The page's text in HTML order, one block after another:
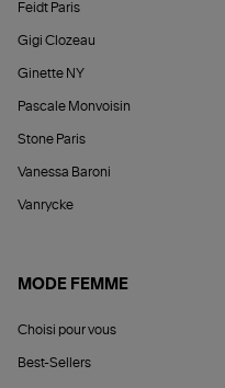
Feidt Paris
Gigi Clozeau
Ginette NY
Pascale Monvoisin
Stone Paris
Vanessa Baroni
Vanrycke
MODE FEMME
Choisi pour vous
Best-Sellers